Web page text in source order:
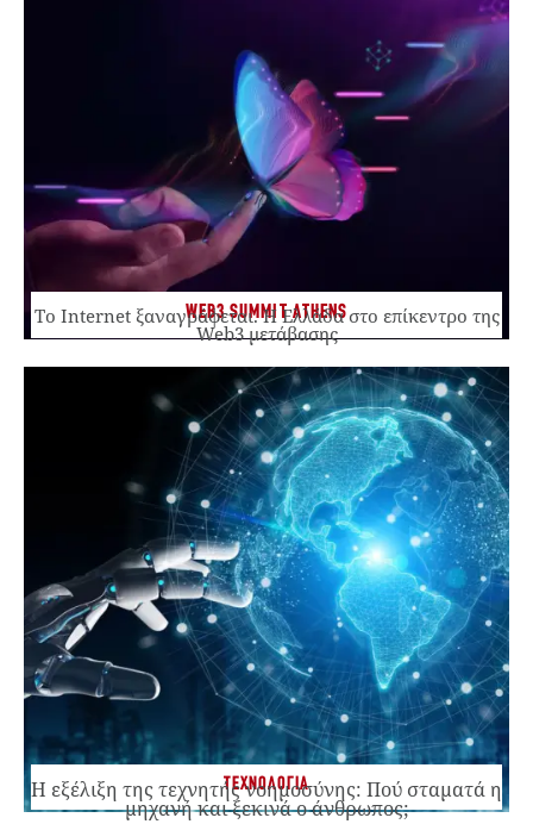
WEB3 SUMMIT ATHENS
Το Internet ξαναγράφεται. Η Ελλάδα στο επίκεντρο της
Web3 μετάβασης
ΤΕΧΝΟΛΟΓΙΑ
Η εξέλιξη της τεχνητής νοημοσύνης: Πού σταματά η
μηχανή και ξεκινά ο άνθρωπος;